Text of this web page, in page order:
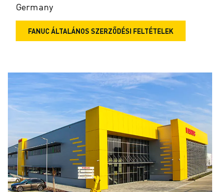
Germany
FANUC ÁLTALÁNOS SZERZŐDÉSI FELTÉTELEK